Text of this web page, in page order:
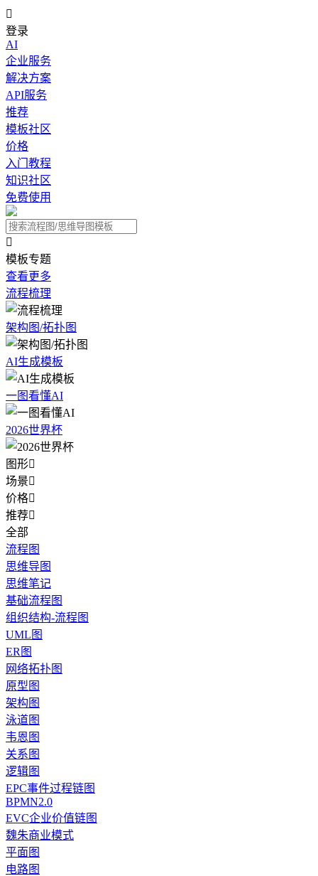

登录
AI
企业服务
解决方案
API服务
推荐
模板社区
价格
入门教程
知识社区
免费使用

模板专题
查看更多
流程梳理
架构图/拓扑图
AI生成模板
一图看懂AI
2026世界杯
图形
场景
价格
推荐
全部
流程图
思维导图
思维笔记
基础流程图
组织结构-流程图
UML图
ER图
网络拓扑图
原型图
架构图
泳道图
韦恩图
关系图
逻辑图
EPC事件过程链图
BPMN2.0
EVC企业价值链图
魏朱商业模式
平面图
电路图